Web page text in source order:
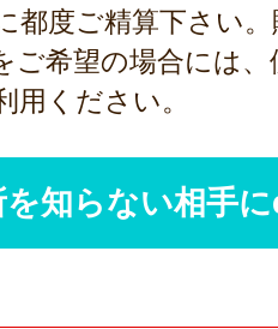
都度ご精算下さい
ご希望の場合には、
用ください。
を知らない相手